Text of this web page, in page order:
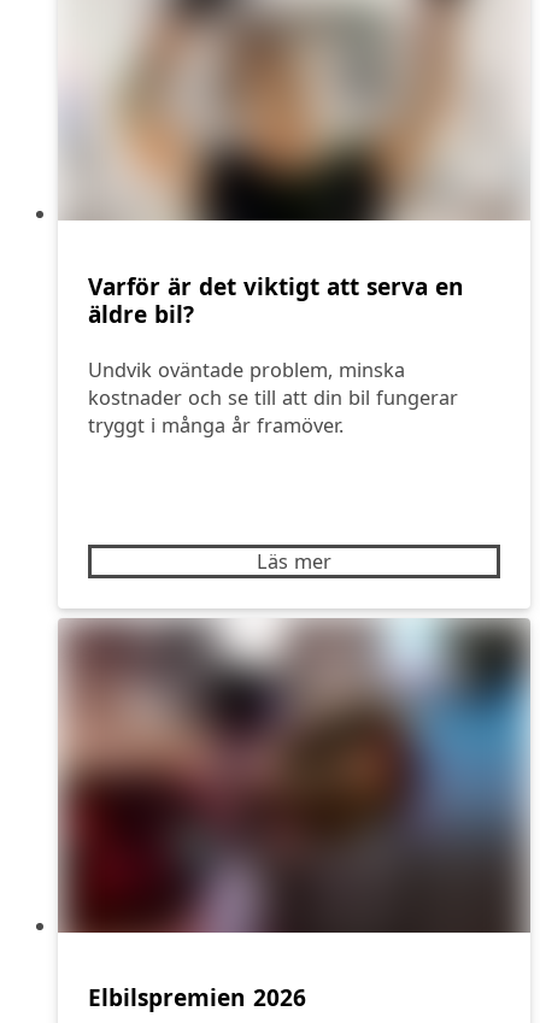
Varför är det viktigt att serva en
äldre bil?
Undvik oväntade problem, minska
kostnader och se till att din bil fungerar
tryggt i många år framöver.
Läs mer
Elbilspremien 2026